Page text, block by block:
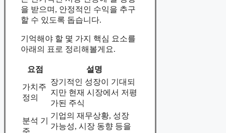
을 받으며, 안정적인 수익을 추구
할 수 있도록 돕습니다.
기억해야 할 몇 가지 핵심 요소를
아래의 표로 정리해볼게요.
요점 설명
가치주
정의
장기적인 성장이 기대되
지만 현재 시장에서 저평
가된 주식
분석 기
기업의 재무상황, 성장
가능성, 시장 동향 등을